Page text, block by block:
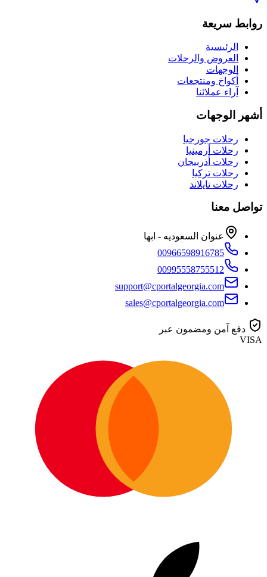
روابط سريعة
الرئيسية
العروض والرحلات
الوجهات
أكواخ ومنتجعات
آراء عملائنا
أشهر الوجهات
رحلات جورجيا
رحلات أرمينيا
رحلات أذربيجان
رحلات تركيا
رحلات تايلاند
تواصل معنا
عنوان السعوديه - ابها
00966598916785
00995558755512
support@cportalgeorgia.com
sales@cportalgeorgia.com
دفع آمن ومضمون عبر
VISA